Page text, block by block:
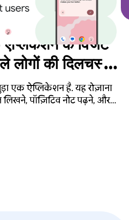
के विजेट
लोगों की दिलचस्पी
की बढ़ोतरी हुई
एक ऐप्लिकेशन है. यह रोज़ाना
लिखने, पॉज़िटिव नोट पढ़ने, और
को हर दिन मेडिटेशन करने के